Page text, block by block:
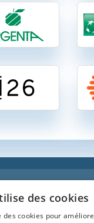
des cookies
des cookies pour